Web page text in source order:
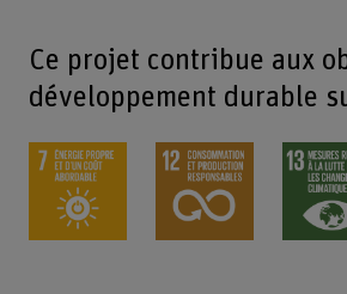
Ce projet contribue aux
développement durable